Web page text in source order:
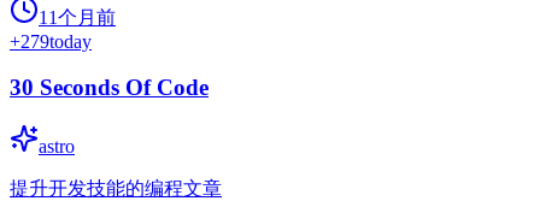
11个月前
+279today
30 Seconds Of Code
astro
提升开发技能的编程文章